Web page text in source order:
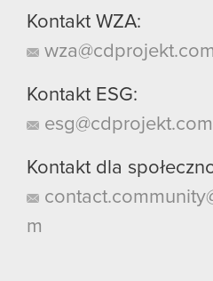
Kontakt WZA:
wza@cdprojekt.com
Kontakt ESG:
esg@cdprojekt.com
Kontakt dla
m